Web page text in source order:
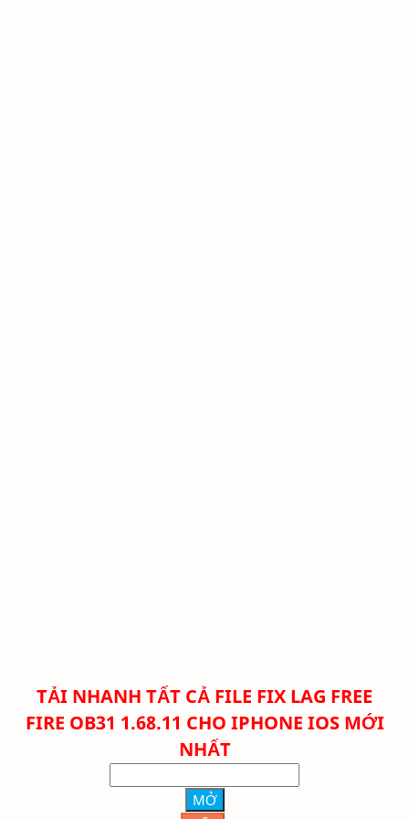
TẢI NHANH TẤT CẢ FILE FIX LAG FREE
FIRE OB31 1.68.11 CHO IPHONE IOS MỚI
NHẤT
MỞ